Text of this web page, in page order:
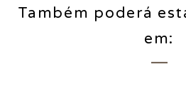
Também poderá
em: